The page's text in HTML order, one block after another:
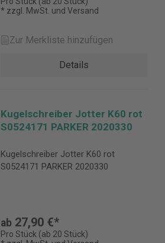
* zzgl. MwSt. und Versand
Zur Merkliste hinzufügen
Details
Kugelschreiber Jotter K60 rot
S0524171 PARKER 2020330
Kugelschreiber Jotter K60 rot
S0524171 PARKER 2020330
ab 27,90 €*
Pro Stück (ab 20 Stück)